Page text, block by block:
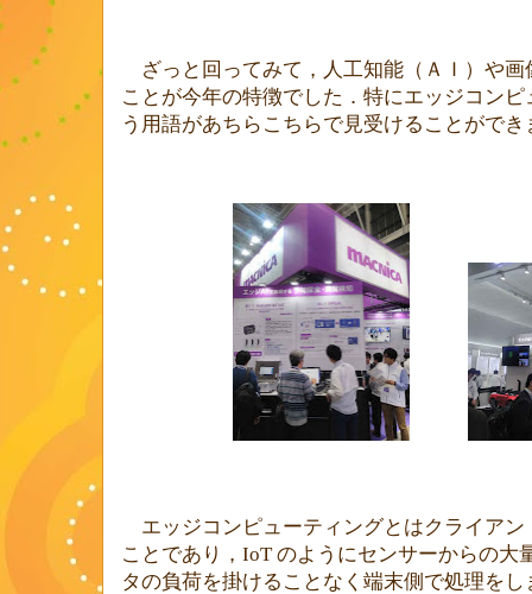
ざっと回ってみて，人工知能（ＡＩ）や画
ことが今年の特徴でした．特にエッジコン
う用語があちらこちらで見受けることができ
エッジコンピューティングとはクライアン
ことであり， IoTのようにセンサーからの大
タの負荷を掛けることなく端末側で処理を